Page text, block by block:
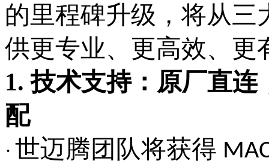
的里程碑升级，将从三
供更专业、更高效、更
1. 技术支持：原厂直
配
· 世迈腾团队将获得